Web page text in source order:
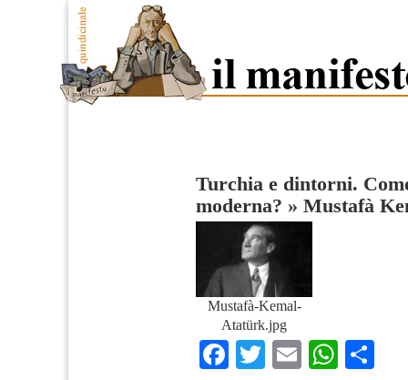
Turchia e dintorni.
moderna? » Mustafà
Mustafà-Kemal-
Atatürk.jpg
Facebook
TwitterEmail